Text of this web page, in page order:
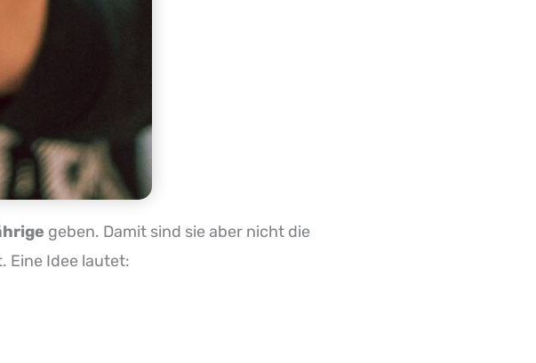
geben. Damit sind sie aber nicht die
Eine Idee lautet: